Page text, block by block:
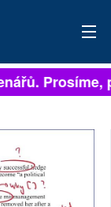
Prosíme,